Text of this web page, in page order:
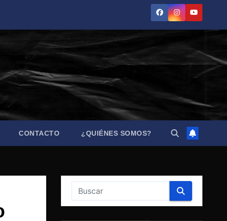
CONTACTO ¿QUIÉNES SOMOS?